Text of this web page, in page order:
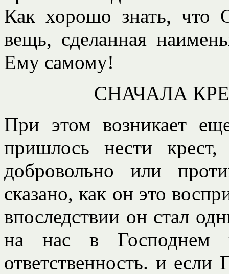
Как хорошо знать, что
вещь, сделанная
Ему самому!
СНАЧАЛА
При этом возникает
пришлось нести
добровольно или
сказано, как он это
впоследствии он стал
на нас в Господнем
ответственность. и если